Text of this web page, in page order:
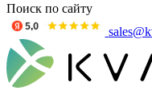
Поиск по сайту